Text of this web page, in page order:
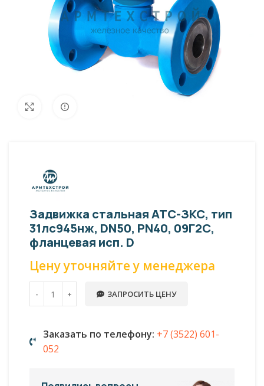
Увеличить
Задвижка стальная АТС-ЗКС, тип
31лс945нж, DN50, PN40, 09Г2С,
фланцевая исп. D
Цену уточняйте у менеджера
ЗАПРОСИТЬ ЦЕНУ
Заказать по телефону: +7 (3522) 601-
052